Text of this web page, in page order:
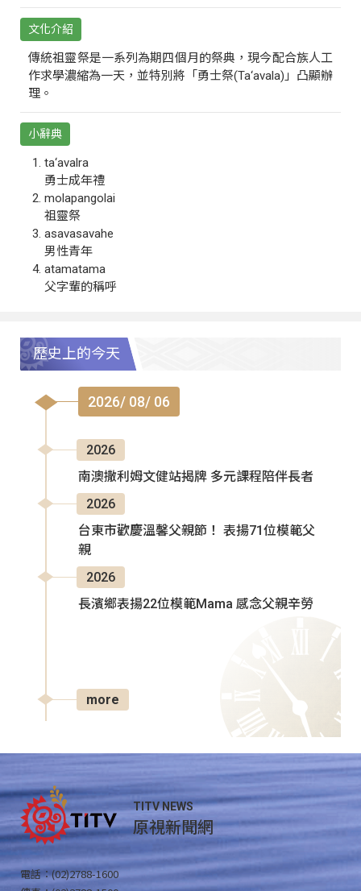
文化介紹
傳統祖靈祭是一系列為期四個月的祭典，現今配合族人工
作求學濃縮為一天，並特別將「勇士祭(Ta‘avala)」凸顯辦
理。
小辭典
ta‘avalra
勇士成年禮
molapangolai
祖靈祭
asavasavahe
男性青年
atamatama
父字輩的稱呼
歷史上的今天
2026/ 08/ 06
2026
南澳撒利姆文健站揭牌 多元課程陪伴長者
2026
台東市歡慶溫馨父親節！ 表揚71位模範父
親
2026
長濱鄉表揚22位模範Mama 感念父親辛勞
more
TITV NEWS
原視新聞網
電話：(02)2788-1600